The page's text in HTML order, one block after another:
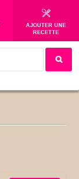
AJOUTER UNE
RECETTE